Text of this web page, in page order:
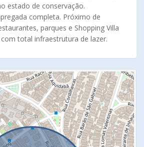
estado de conservação.
completa. Próximo de
parques e Shopping Villa
total infraestrutura de lazer.